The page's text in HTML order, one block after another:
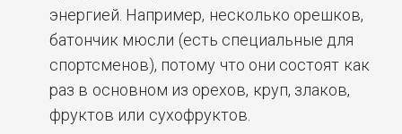
энергией. Например, несколько орешков,
батончик мюсли (есть специальные для
спортсменов), потому что они состоят как
раз в основном из орехов, круп, злаков,
фруктов или сухофруктов.